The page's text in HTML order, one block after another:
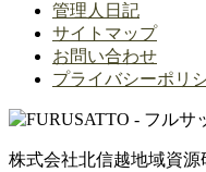
管理人日記
サイトマップ
お問い合わせ
プライバシーポリ
株式会社北信越地域資源